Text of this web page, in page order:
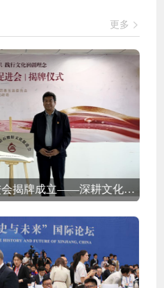
更多
墨玉县石榴籽文化促进会揭牌成立——深耕文化润疆 铸牢中华民族共同体意识